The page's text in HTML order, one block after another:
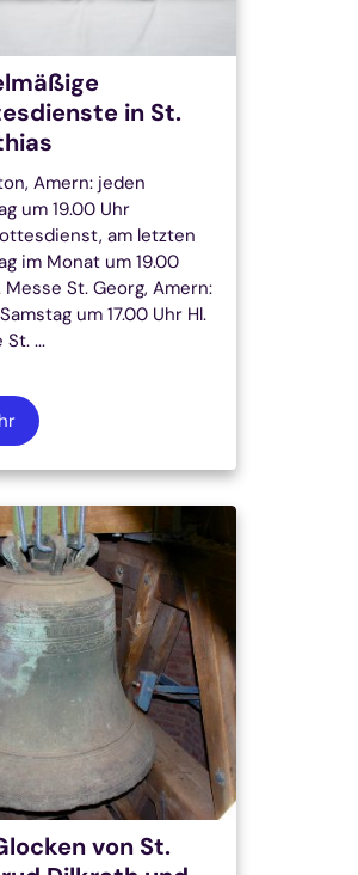
in St.
Amern: jeden
um 19.00 Uhr
am letzten
im Monat um 19.00
Messe St. Georg, Amern:
um 17.00 Uhr Hl.
...
von St.